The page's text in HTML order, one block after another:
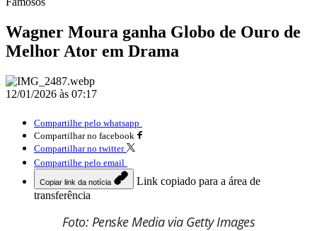
Wagner Moura ganha Globo de Ouro de
Melhor Ator em Drama
12/01/2026 às 07:17
Compartilhe pelo whatsapp
Compartilhar no facebook
Compartilhar no twitter
Compartilhe pelo email
Copiar link da notícia
Link copiado para a área de
transferência
Foto: Penske Media via Getty Images